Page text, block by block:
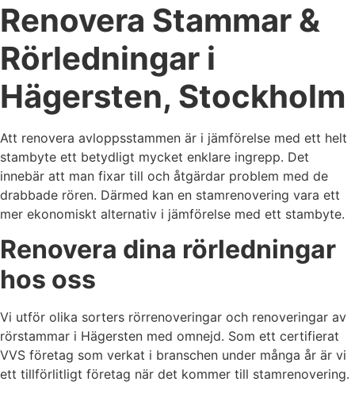
Renovera Stammar &
Rörledningar i
Hägersten, Stockholm
Att renovera avloppsstammen är i jämförelse med ett helt
stambyte ett betydligt mycket enklare ingrepp. Det
innebär att man fixar till och åtgärdar problem med de
drabbade rören. Därmed kan en stamrenovering vara ett
mer ekonomiskt alternativ i jämförelse med ett stambyte.
Renovera dina rörledningar
hos oss
Vi utför olika sorters rörrenoveringar och renoveringar av
rörstammar i Hägersten med omnejd. Som ett certifierat
VVS företag som verkat i branschen under många år är vi
ett tillförlitligt företag när det kommer till stamrenovering.